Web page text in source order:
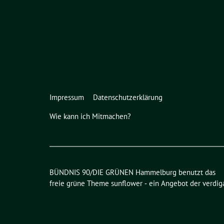
Impressum
Datenschutzerklärung
Wie kann ich Mitmachen?
BÜNDNIS 90/DIE GRÜNEN Hammelburg benutzt das
freie grüne Theme sunflower ‐ ein Angebot der